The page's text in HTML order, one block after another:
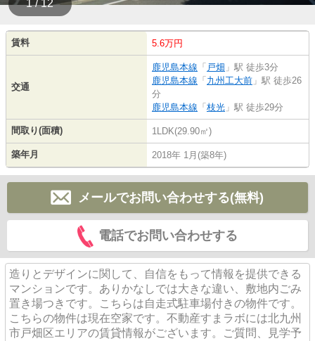
1 / 12
賃料 5.6万円
交通
鹿児島本線 「 戸畑 」駅 徒歩3分
鹿児島本線 「 九州工大前 」駅 徒歩26
分
鹿児島本線 「 枝光 」駅 徒歩29分
間取り(面積) 1LDK(29.90㎡)
築年月 2018年 1月(築8年)
メールでお問い合わせする(無料)
電話でお問い合わせする
造りとデザインに関して、自信をもって情報を提供できる
マンションです。ありかなしでは大きな違い、敷地内ごみ
置き場つきです。こちらは自走式駐車場付きの物件です。
こちらの物件は現在空家です。不動産すまラボには北九州
市戸畑区エリアの賃貸情報がございます。ご質問、見学予